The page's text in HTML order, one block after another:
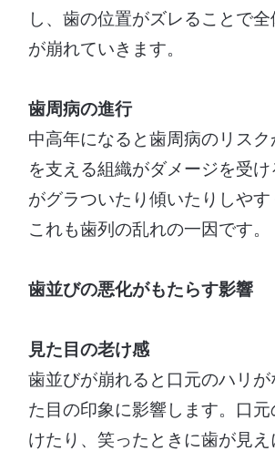
し、歯の位置がズレることで
が崩れていきます。
歯周病の進行
中高年になると歯周病のリス
を支える組織がダメージを受
がグラついたり傾いたりしやす
これも歯列の乱れの一因です。
歯並びの悪化がもたらす影響
見た目の老け感
歯並びが崩れると口元のハリ
た目の印象に影響します。口
けたり、笑ったときに歯が見